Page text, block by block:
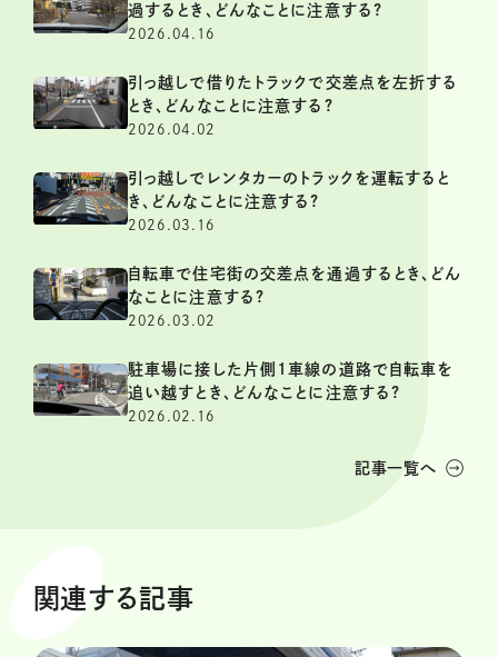
過するとき、どんなことに注意する?
2026.04.16
引っ越しで借りたトラックで交差点を左折する
とき、どんなことに注意する?
2026.04.02
引っ越しでレンタカーのトラックを運転すると
き、どんなことに注意する?
2026.03.16
自転車で住宅街の交差点を通過するとき、どん
なことに注意する?
2026.03.02
駐車場に接した片側1車線の道路で自転車を
追い越すとき、どんなことに注意する?
2026.02.16
記事一覧へ
関連する記事